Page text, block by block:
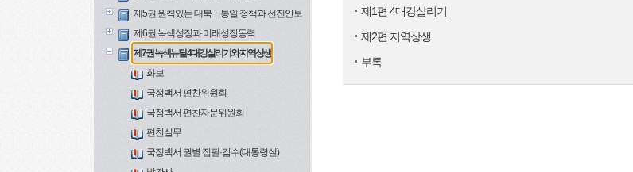
제5권 원칙있는 대북ㆍ통일 정책과 선진안보
제6권 녹색성장과 미래성장동력
제7권 녹색뉴딜 4대강살리기와 지역상생
화보
국정백서 편찬위원회
국정백서 편찬자문위원회
편찬실무
국정백서 권별 집필·감수(대통령실)
제1편 4대강살리기
제2편 지역상생
부록